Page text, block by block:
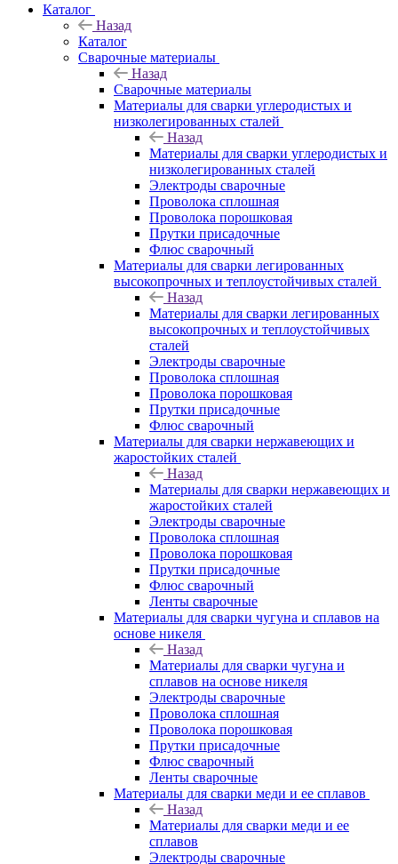
Каталог
Назад
Каталог
Сварочные материалы
Назад
Сварочные материалы
Материалы для сварки углеродистых и
низколегированных сталей
Назад
Материалы для сварки углеродистых и
низколегированных сталей
Электроды сварочные
Проволока сплошная
Проволока порошковая
Прутки присадочные
Флюс сварочный
Материалы для сварки легированных
высокопрочных и теплоустойчивых сталей
Назад
Материалы для сварки легированных
высокопрочных и теплоустойчивых
сталей
Электроды сварочные
Проволока сплошная
Проволока порошковая
Прутки присадочные
Флюс сварочный
Материалы для сварки нержавеющих и
жаростойких сталей
Назад
Материалы для сварки нержавеющих и
жаростойких сталей
Электроды сварочные
Проволока сплошная
Проволока порошковая
Прутки присадочные
Флюс сварочный
Ленты сварочные
Материалы для сварки чугуна и сплавов на
основе никеля
Назад
Материалы для сварки чугуна и
сплавов на основе никеля
Электроды сварочные
Проволока сплошная
Проволока порошковая
Прутки присадочные
Флюс сварочный
Ленты сварочные
Материалы для сварки меди и ее сплавов
Назад
Материалы для сварки меди и ее
сплавов
Электроды сварочные